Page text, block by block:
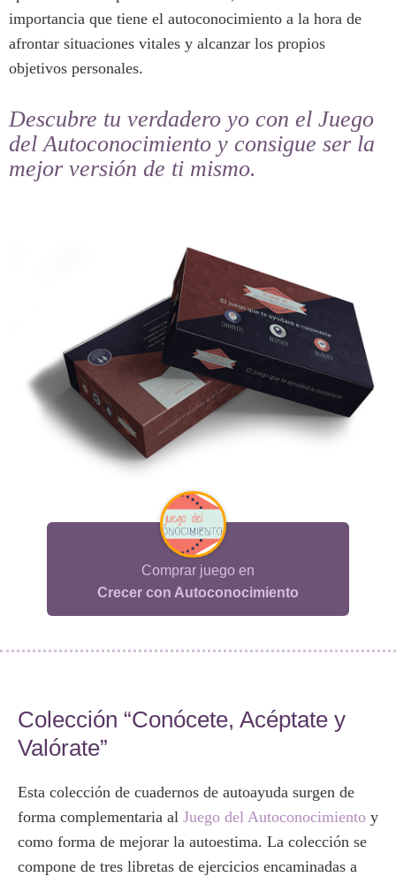
importancia que tiene el autoconocimiento a la hora de
afrontar situaciones vitales y alcanzar los propios
objetivos personales.
Descubre tu verdadero yo con el Juego
del Autoconocimiento y consigue ser la
mejor versión de ti mismo.
Comprar juego en
Crecer con Autoconocimiento
Colección “Conócete, Acéptate y
Valórate”
Esta colección de cuadernos de autoayuda surgen de
forma complementaria al Juego del Autoconocimiento y
como forma de mejorar la autoestima. La colección se
compone de tres libretas de ejercicios encaminadas a